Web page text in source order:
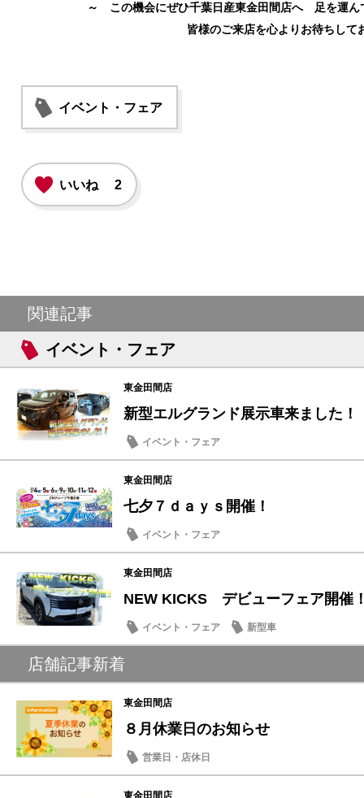
～ この機会にぜひ千葉日産東金田間店へ 足を運
皆様のご来店を心よりお待ちして
イベント・フェア
いいね 2
関連記事
イベント・フェア
東金田間店
新型エルグランド展示車来ました！
イベント・フェア
東金田間店
七夕７ｄａｙｓ開催！
イベント・フェア
東金田間店
NEW KICKS デビューフェア開催
イベント・フェア 新型車
店舗記事新着
東金田間店
８月休業日のお知らせ
営業日・店休日
東金田間店